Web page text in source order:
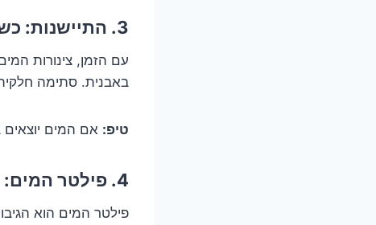
3. התיישנות: כשגם צינורות מתעייפים מחיים
עם הזמן, צינורות
באבנית. סתימה חלקית
טיפ: אם המים יוצאים
4. פילטר המים: האם אתם שותים מתוך סתימה?
פילטר המים הוא